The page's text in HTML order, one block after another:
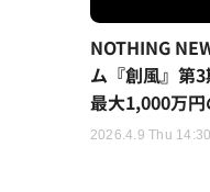
NOTHING
ム『創風』第
最大1,000万
2026.4.9 Thu 14:30